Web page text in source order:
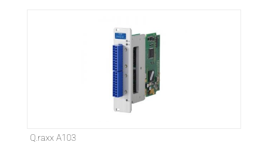
Q.raxx A103